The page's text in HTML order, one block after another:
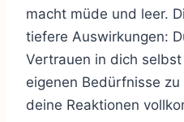
macht müde und leer.
tiefere Auswirkungen:
Vertrauen in dich
eigenen Bedürfnisse
deine Reaktionen